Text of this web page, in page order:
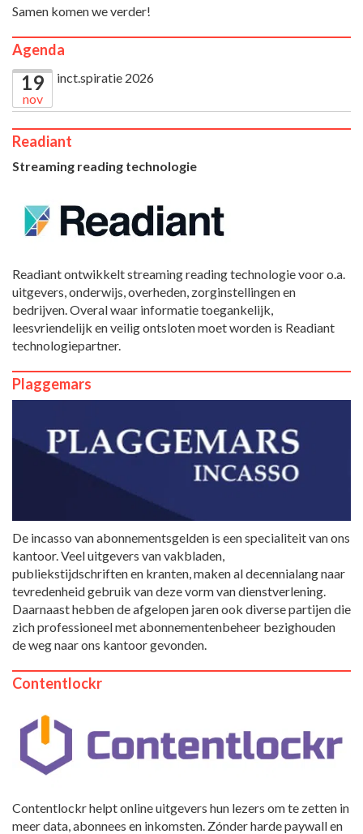
Samen komen we verder!
Agenda
19
nov
inct.spiratie 2026
Readiant
Streaming reading technologie
Readiant ontwikkelt streaming reading technologie voor o.a.
uitgevers, onderwijs, overheden, zorginstellingen en
bedrijven. Overal waar informatie toegankelijk,
leesvriendelijk en veilig ontsloten moet worden is Readiant
technologiepartner.
Plaggemars
De incasso van abonnementsgelden is een specialiteit van ons
kantoor. Veel uitgevers van vakbladen,
publiekstijdschriften en kranten, maken al decennialang naar
tevredenheid gebruik van deze vorm van dienstverlening.
Daarnaast hebben de afgelopen jaren ook diverse partijen die
zich professioneel met abonnementenbeheer bezighouden
de weg naar ons kantoor gevonden.
Contentlockr
Contentlockr helpt online uitgevers hun lezers om te zetten in
meer data, abonnees en inkomsten. Zónder harde paywall en